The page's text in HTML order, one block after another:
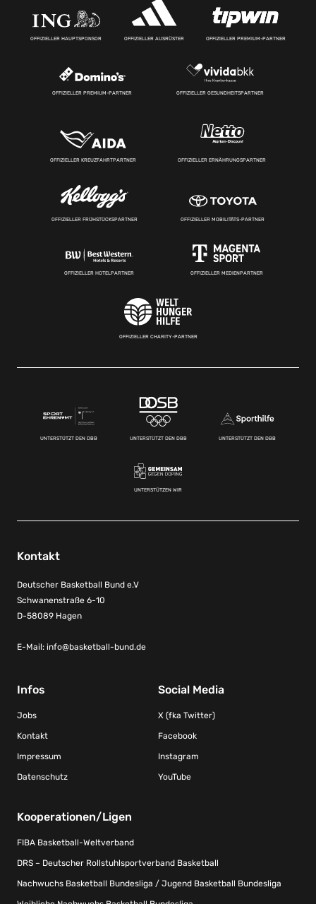
OFFIZIELLER HAUPTSPONSOR OFFIZIELLER AUSRÜSTER OFFIZIELLER PREMIUM-PARTNER
OFFIZIELLER PREMIUM-PARTNER OFFIZIELLER GESUNDHEITSPARTNER
OFFIZIELLER KREUZFAHRTPARTNER OFFIZIELLER ERNÄHRUNGSPARTNER
OFFIZIELLER FRÜHSTÜCKSPARTNER OFFIZIELLER MOBILITÄTS-PARTNER
OFFIZIELLER HOTELPARTNER OFFIZIELLER MEDIENPARTNER
OFFIZIELLER CHARITY-PARTNER
UNTERSTÜTZT DEN DBB UNTERSTÜTZT DEN DBB UNTERSTÜTZT DEN DBB
UNTERSTÜTZEN WIR
Kontakt
Deutscher Basketball Bund e.V
Schwanenstraße 6-10
D-58089 Hagen
E-Mail: info@basketball-bund.de
Infos
Jobs
Kontakt
Impressum
Datenschutz
Social Media
X (fka Twitter)
Facebook
Instagram
YouTube
Kooperationen/Ligen
FIBA Basketball-Weltverband
DRS – Deutscher Rollstuhlsportverband Basketball
Nachwuchs Basketball Bundesliga / Jugend Basketball Bundesliga